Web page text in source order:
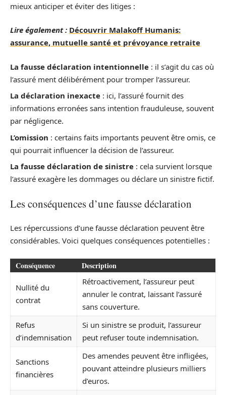
mieux anticiper et éviter des litiges :
Lire également : Découvrir Malakoff Humanis:
assurance, mutuelle santé et prévoyance retraite
La fausse déclaration intentionnelle : il s’agit du cas où
l’assuré ment délibérément pour tromper l’assureur.
La déclaration inexacte : ici, l’assuré fournit des
informations erronées sans intention frauduleuse, souvent
par négligence.
L’omission : certains faits importants peuvent être omis, ce
qui pourrait influencer la décision de l’assureur.
La fausse déclaration de sinistre : cela survient lorsque
l’assuré exagère les dommages ou déclare un sinistre fictif.
Les conséquences d’une fausse déclaration
Les répercussions d’une fausse déclaration peuvent être
considérables. Voici quelques conséquences potentielles :
Conséquence Description
Nullité du
contrat
Rétroactivement, l’assureur peut
annuler le contrat, laissant l’assuré
sans couverture.
Refus
d’indemnisation
Si un sinistre se produit, l’assureur
peut refuser toute indemnisation.
Sanctions
financières
Des amendes peuvent être infligées,
pouvant atteindre plusieurs milliers
d’euros.